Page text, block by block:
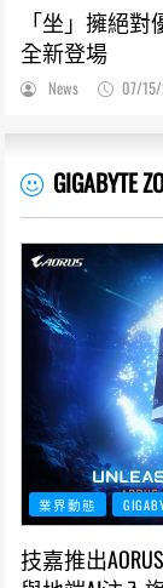
「坐」擁絕對
全新登場
News 07/
GIGABYTE
業界動態
技嘉推出